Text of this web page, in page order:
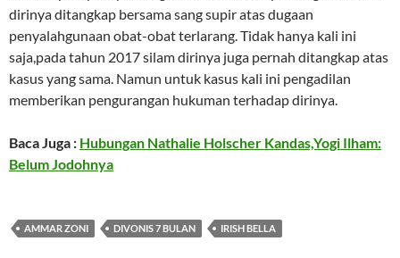
dirinya ditangkap bersama sang supir atas dugaan
penyalahgunaan obat-obat terlarang. Tidak hanya kali ini
saja,pada tahun 2017 silam dirinya juga pernah ditangkap atas
kasus yang sama. Namun untuk kasus kali ini pengadilan
memberikan pengurangan hukuman terhadap dirinya.
Baca Juga : Hubungan Nathalie Holscher Kandas,Yogi Ilham:
Belum Jodohnya
AMMAR ZONI DIVONIS 7 BULAN IRISH BELLA